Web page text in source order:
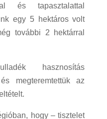
és tapasztalattal
egy 5 hektáros volt
további 2 hektárral
hasznosítás
megteremtettük az
hogy – tisztelet